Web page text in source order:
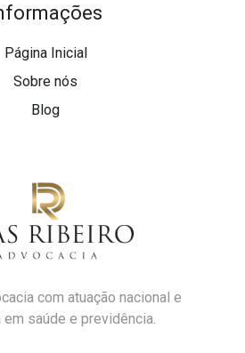
com atuação nacional e
saúde e previdência.
Página Inicial
Sobre nós
Blog